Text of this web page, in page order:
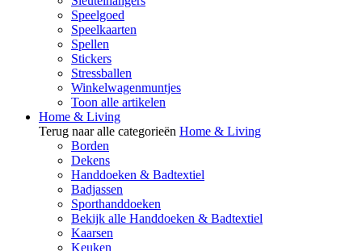
Speelgoed
Speelkaarten
Spellen
Stickers
Stressballen
Winkelwagenmuntjes
Toon alle artikelen
Home & Living
Terug naar alle categorieën Home & Living
Borden
Dekens
Handdoeken & Badtextiel
Badjassen
Sporthanddoeken
Bekijk alle Handdoeken & Badtextiel
Kaarsen
Keuken